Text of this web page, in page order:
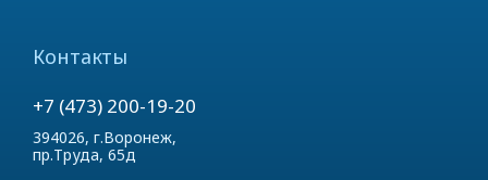
Контакты
+7 (473) 200-19-20
394026, г.Воронеж,
пр.Труда, 65д